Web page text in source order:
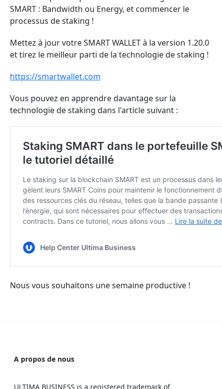
SMART : Bandwidth ou Energy, et commencer le
processus de staking !
Mettez à jour votre SMART WALLET à la version 1.20.0
et tirez le meilleur parti de la technologie de staking !
https://smartwallet.com
Vous pouvez en apprendre davantage sur la
technologie de staking dans l'article suivant :
Nous vous souhaitons une semaine productive !
A propos de nous
ULTIMA BUSINESS is a registered trademark of